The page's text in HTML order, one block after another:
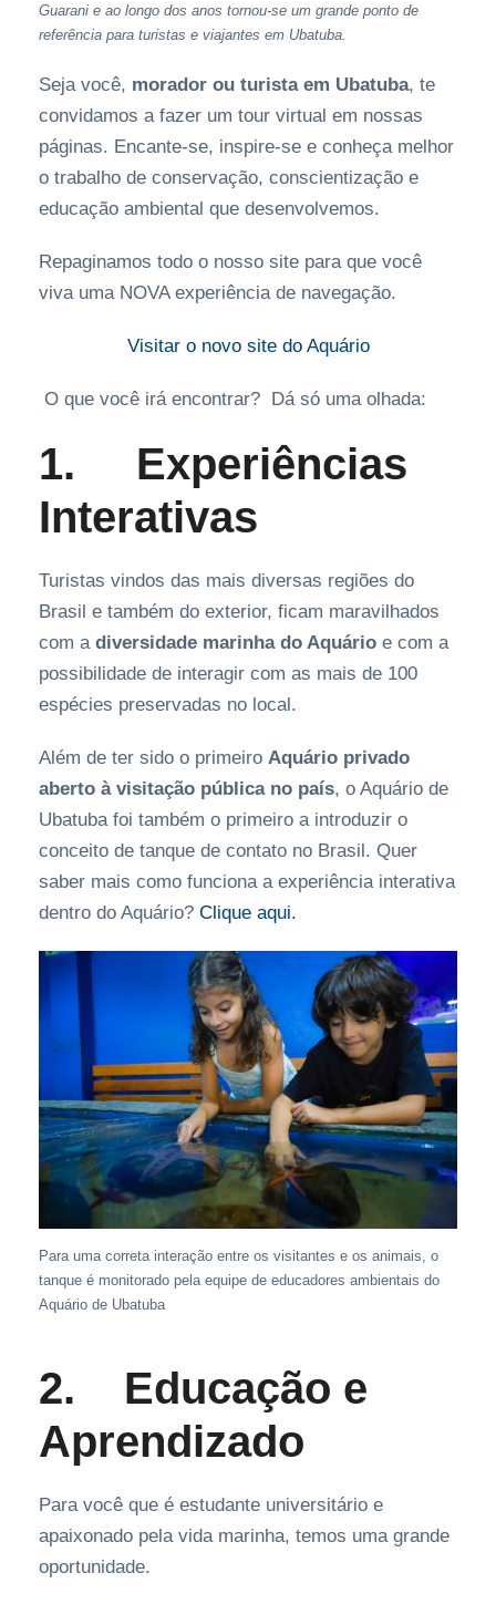
Guarani e ao longo dos anos tornou-se um grande ponto de
referência para turistas e viajantes em Ubatuba.
Seja você, morador ou turista em Ubatuba, te
convidamos a fazer um tour virtual em nossas
páginas. Encante-se, inspire-se e conheça melhor
o trabalho de conservação, conscientização e
educação ambiental que desenvolvemos.
Repaginamos todo o nosso site para que você
viva uma NOVA experiência de navegação.
Visitar o novo site do Aquário
O que você irá encontrar? Dá só uma olhada:
1.
Experiências
Interativas
Turistas vindos das mais diversas regiões do
Brasil e também do exterior, ficam maravilhados
com a diversidade marinha do Aquário e com a
possibilidade de interagir com as mais de 100
espécies preservadas no local.
Além de ter sido o primeiro Aquário privado
aberto à visitação pública no país, o Aquário de
Ubatuba foi também o primeiro a introduzir o
conceito de tanque de contato no Brasil. Quer
saber mais como funciona a experiência interativa
dentro do Aquário? Clique aqui.
Para uma correta interação entre os visitantes e os animais, o
tanque é monitorado pela equipe de educadores ambientais do
Aquário de Ubatuba
2.
Educação e
Aprendizado
Para você que é estudante universitário e
apaixonado pela vida marinha, temos uma grande
oportunidade.